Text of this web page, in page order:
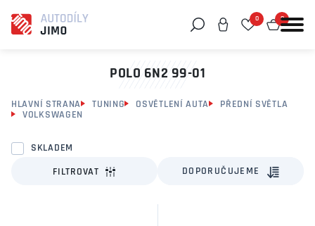
0 0
POLO 6N2 99-01
HLAVNÍ STRANA TUNING OSVĚTLENÍ AUTA
PŘEDNÍ SVĚTLA
VOLKSWAGEN
SKLADEM
FILTROVAT DOPORUČUJEME